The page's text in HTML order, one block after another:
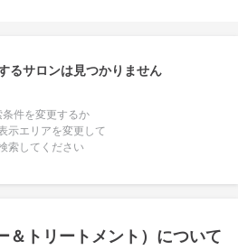
るサロンは見つかりません
条件を変更するか
示エリアを変更して
索してください
＆トリートメント）について